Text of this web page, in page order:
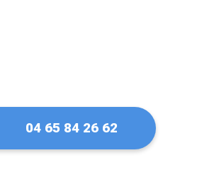
04 65 84 26 62